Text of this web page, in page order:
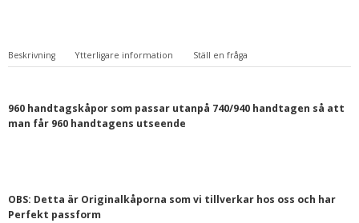
Beskrivning Ytterligare information Ställ en fråga
960 handtagskåpor som passar utanpå 740/940 handtagen så att
man får 960 handtagens utseende
OBS: Detta är Originalkåporna som vi tillverkar hos oss och har
Perfekt passform